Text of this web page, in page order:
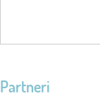
Partneri